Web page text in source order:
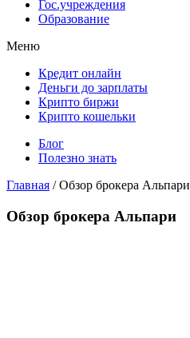
Гос.учреждения
Образование
Меню
Кредит онлайн
Деньги до зарплаты
Крипто биржи
Крипто кошельки
Блог
Полезно знать
Главная / Обзор брокера Альпари
Обзор брокера Альпари